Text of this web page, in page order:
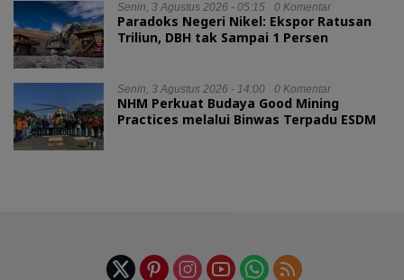
Senin, 3 Agustus 2026 - 05:15 0 Komentar
Paradoks Negeri Nikel: Ekspor Ratusan
Triliun, DBH tak Sampai 1 Persen
Senin, 3 Agustus 2026 - 14:00 0 Komentar
NHM Perkuat Budaya Good Mining
Practices melalui Binwas Terpadu ESDM